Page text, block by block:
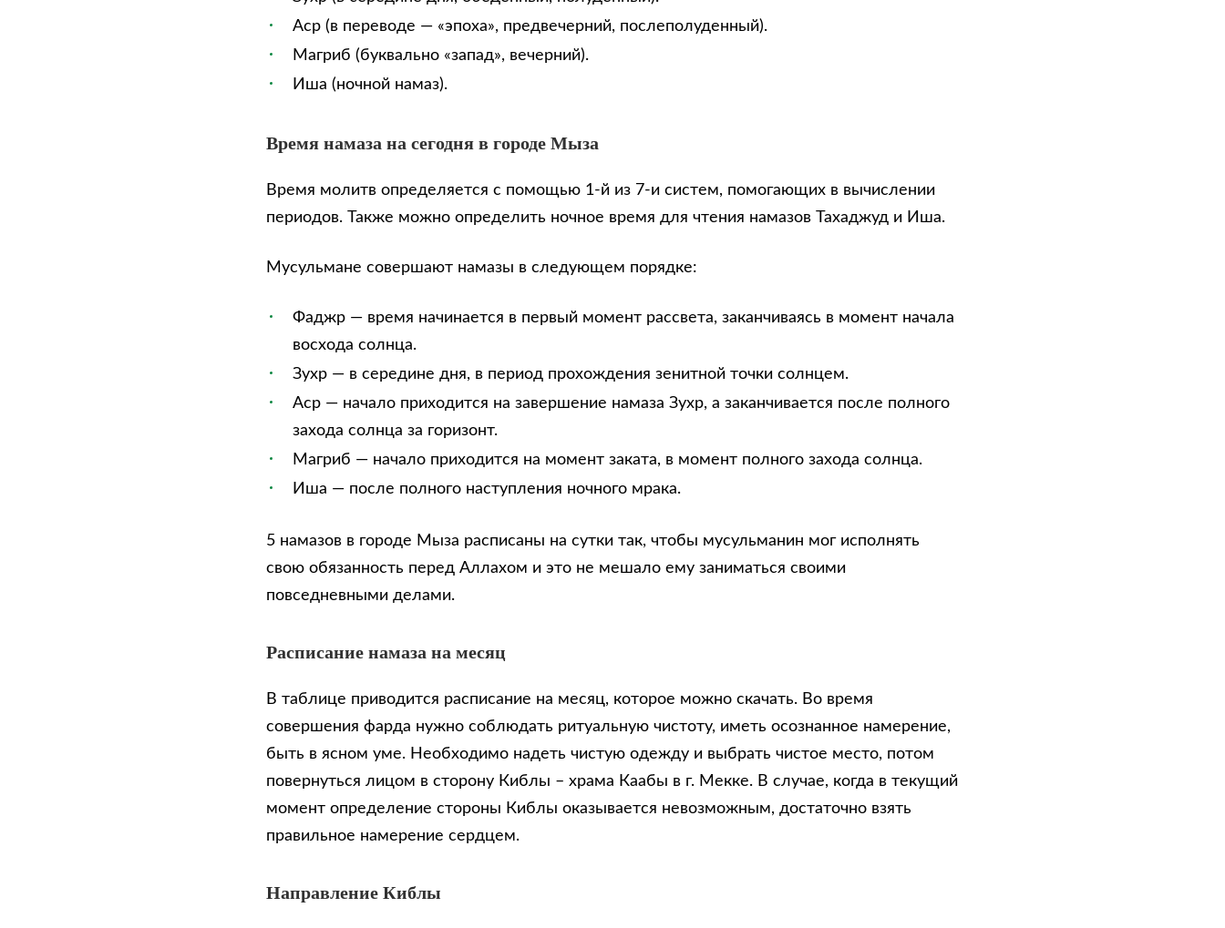
Аср (в переводе — «эпоха», предвечерний, послеполуденный).
Магриб (буквально «запад», вечерний).
Иша (ночной намаз).
Время намаза на сегодня в городе Мыза
Время молитв определяется с помощью 1-й из 7-и систем, помогающих в вычислении
периодов. Также можно определить ночное время для чтения намазов Тахаджуд и Иша.
Мусульмане совершают намазы в следующем порядке:
Фаджр — время начинается в первый момент рассвета, заканчиваясь в момент начала
восхода солнца.
Зухр — в середине дня, в период прохождения зенитной точки солнцем.
Аср — начало приходится на завершение намаза Зухр, а заканчивается после полного
захода солнца за горизонт.
Магриб — начало приходится на момент заката, в момент полного захода солнца.
Иша — после полного наступления ночного мрака.
5 намазов в городе Мыза расписаны на сутки так, чтобы мусульманин мог исполнять
свою обязанность перед Аллахом и это не мешало ему заниматься своими
повседневными делами.
Расписание намаза на месяц
В таблице приводится расписание на месяц, которое можно скачать. Во время
совершения фарда нужно соблюдать ритуальную чистоту, иметь осознанное намерение,
быть в ясном уме. Необходимо надеть чистую одежду и выбрать чистое место, потом
повернуться лицом в сторону Киблы – храма Каабы в г. Мекке. В случае, когда в текущий
момент определение стороны Киблы оказывается невозможным, достаточно взять
правильное намерение сердцем.
Направление Киблы